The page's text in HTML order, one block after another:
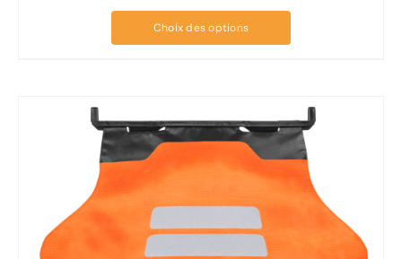
Choix des options